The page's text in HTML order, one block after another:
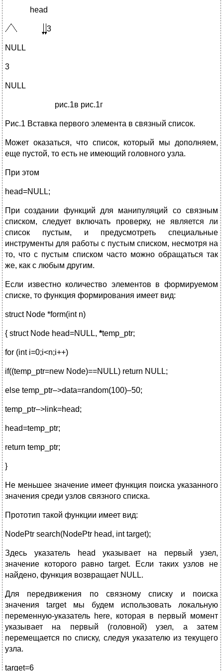
head
3
NULL
3
NULL
рис.1в рис.1г
Рис.1 Вставка первого элемента в связный список.
Может оказаться, что список, который мы дополняем,
еще пустой, то есть не имеющий головного узла.
При этом
head=NULL;
При создании функций для манипуляций со связным
списком, следует включать проверку, не является ли
список пустым, и предусмотреть специальные
инструменты для работы с пустым списком, несмотря на
то, что с пустым списком часто можно обращаться так
же, как с любым другим.
Если известно количество элементов в формируемом
списке, то функция формирования имеет вид:
struct Node *form(int n)
{ struct Node head=NULL, *temp_ptr;
for (int i=0;i<n;i++)
if((temp_ptr=new Node)==NULL) return NULL;
else temp_ptr–>data=random(100)–50;
temp_ptr–>link=head;
head=temp_ptr;
return temp_ptr;
}
Не меньшее значение имеет функция поиска указанного
значения среди узлов связного списка.
Прототип такой функции имеет вид:
NodePtr search(NodePtr head, int target);
Здесь указатель head указывает на первый узел,
значение которого равно target. Если таких узлов не
найдено, функция возвращает NULL.
Для передвижения по связному списку и поиска
значения target мы будем использовать локальную
переменную-указатель here, которая в первый момент
указывает на первый (головной) узел, а затем
перемещается по списку, следуя указателю из текущего
узла.
target=6